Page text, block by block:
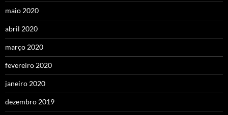
maio 2020
abril 2020
março 2020
fevereiro 2020
janeiro 2020
dezembro 2019